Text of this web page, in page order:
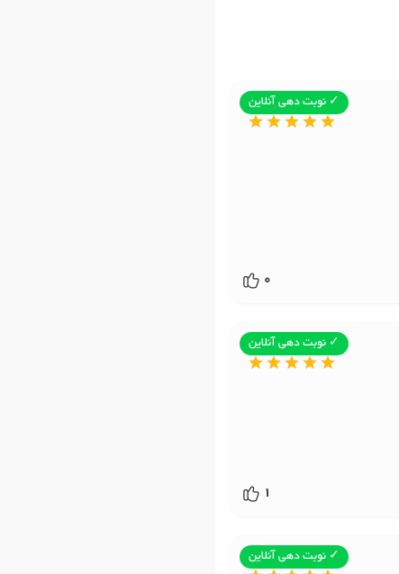
✓ نوبت دهی آنلاین
0
✓ نوبت دهی آنلاین
1
✓ نوبت دهی آنلاین